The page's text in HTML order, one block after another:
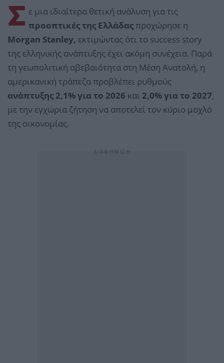
Σ ε μια ιδιαίτερα θετική ανάλυση για τις
προοπτικές της Ελλάδαςπροχώρησε η
Morgan Stanley, εκτιμώντας ότι το success story
της ελληνικής ανάπτυξης έχει ακόμη συνέχεια. Παρά
τη γεωπολιτική αβεβαιότητα στη Μέση Ανατολή, η
αμερικανική τράπεζα προβλέπει ρυθμούς
ανάπτυξης 2,1% για το 2026 και 2,0% για το 2027,
με την εγχώρια ζήτηση να αποτελεί τον κύριο μοχλό
της οικονομίας.